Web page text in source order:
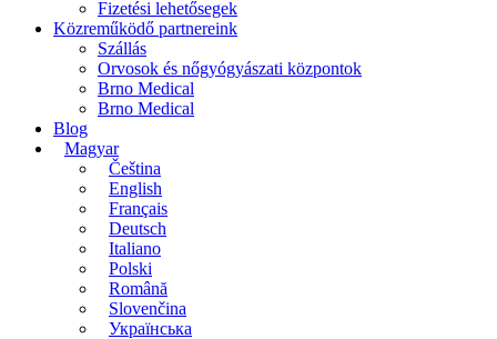
Fizetési lehetősegek
Közreműködő partnereink
Szállás
Orvosok és nőgyógyászati központok
Brno Medical
Brno Medical
Blog
Magyar
Čeština
English
Français
Deutsch
Italiano
Polski
Română
Slovenčina
Українська